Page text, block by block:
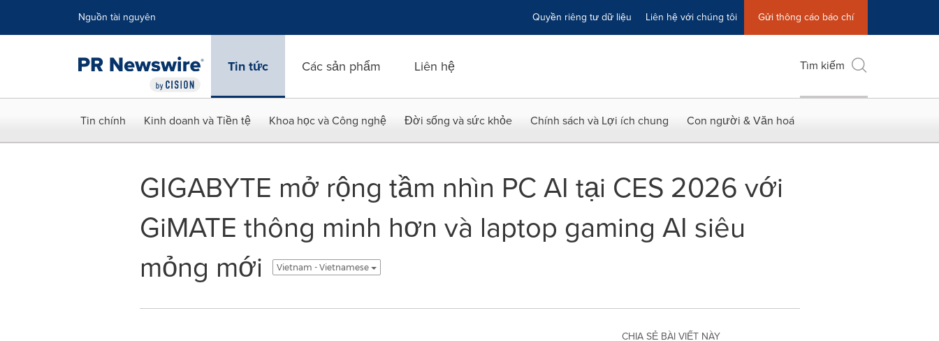
Nguồn tài nguyên Quyền riêng tư dữ liệu Liên hệ với chúng tôi Gửi thông cáo báo chí
Tin tức Các sản phẩm Liên hệ Tìm kiếm
Tin chính Kinh doanh và Tiền tệ Khoa học và Công nghệ Đời sống và sức khỏe Chính sách và Lợi ích chung Con người & Văn hoá
GIGABYTE mở rộng tầm nhìn PC AI tại CES 2026 với
GiMATE thông minh hơn và laptop gaming AI siêu
mỏng mới
Vietnam - Vietnamese
CHIA SẺ BÀI VIẾT NÀY